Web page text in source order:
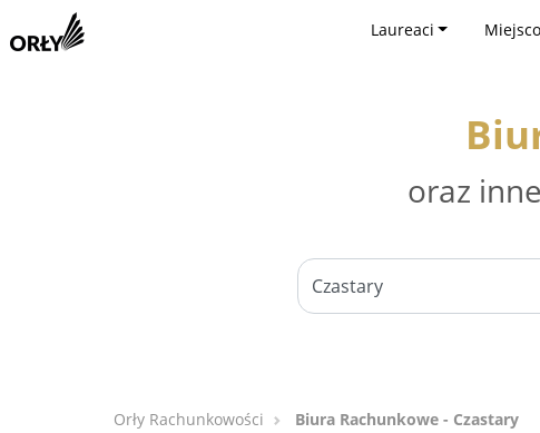
Laureaci
oraz
Orły Rachunkowości Biura Rachunkowe - Czastary